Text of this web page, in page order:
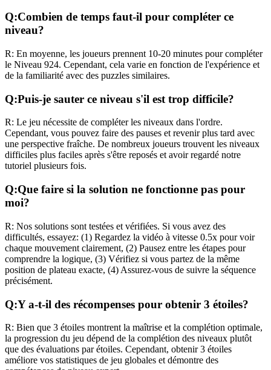
Q:Combien de temps faut-il pour compléter ce
niveau?
R: En moyenne, les joueurs prennent 10-20 minutes pour compléter
le Niveau 924. Cependant, cela varie en fonction de l'expérience et
de la familiarité avec des puzzles similaires.
Q:Puis-je sauter ce niveau s'il est trop difficile?
R: Le jeu nécessite de compléter les niveaux dans l'ordre.
Cependant, vous pouvez faire des pauses et revenir plus tard avec
une perspective fraîche. De nombreux joueurs trouvent les niveaux
difficiles plus faciles après s'être reposés et avoir regardé notre
tutoriel plusieurs fois.
Q:Que faire si la solution ne fonctionne pas pour
moi?
R: Nos solutions sont testées et vérifiées. Si vous avez des
difficultés, essayez: (1) Regardez la vidéo à vitesse 0.5x pour voir
chaque mouvement clairement, (2) Pausez entre les étapes pour
comprendre la logique, (3) Vérifiez si vous partez de la même
position de plateau exacte, (4) Assurez-vous de suivre la séquence
précisément.
Q:Y a-t-il des récompenses pour obtenir 3 étoiles?
R: Bien que 3 étoiles montrent la maîtrise et la complétion optimale,
la progression du jeu dépend de la complétion des niveaux plutôt
que des évaluations par étoiles. Cependant, obtenir 3 étoiles
améliore vos statistiques de jeu globales et démontre des